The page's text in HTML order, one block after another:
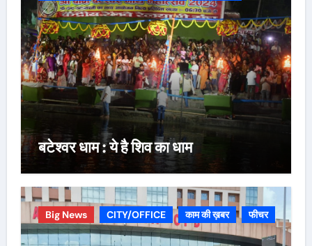
बटेश्वर धाम : ये है शिव का धाम
Big News CITY/OFFICE काम की ख़बर फीचर